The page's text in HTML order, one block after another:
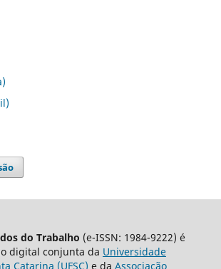
do Trabalho (e-ISSN: 1984-9222) é
digital conjunta da Universidade
Catarina (UFSC) e da Associação